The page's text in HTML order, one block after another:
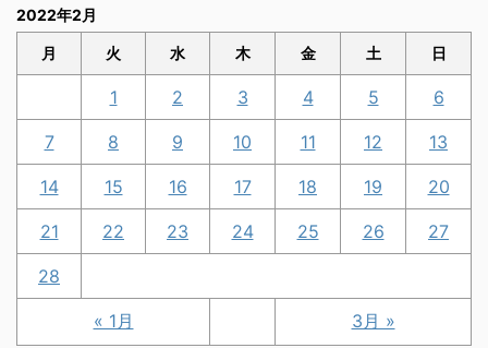
2022年2月
月 火 水 木 金 土 日
« 1月 3月 »
1 2 3 4 5 6
7 8 9 10 11 12 13
14 15 16 17 18 19 20
21 22 23 24 25 26 27
28